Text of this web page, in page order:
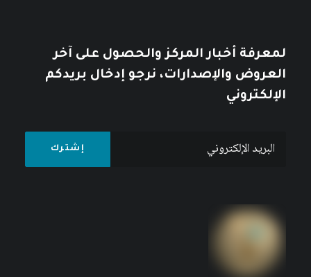
لمعرفة أخبار المركز والحصول على آخر
العروض والإصدارات، نرجو إدخال بريدكم
الإلكتروني